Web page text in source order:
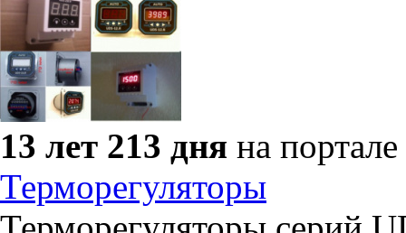
13 лет 213 дня на портале
Терморегуляторы